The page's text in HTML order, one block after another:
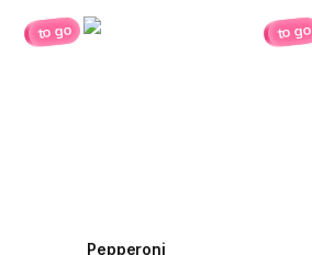
to go
Pepperoni
to go